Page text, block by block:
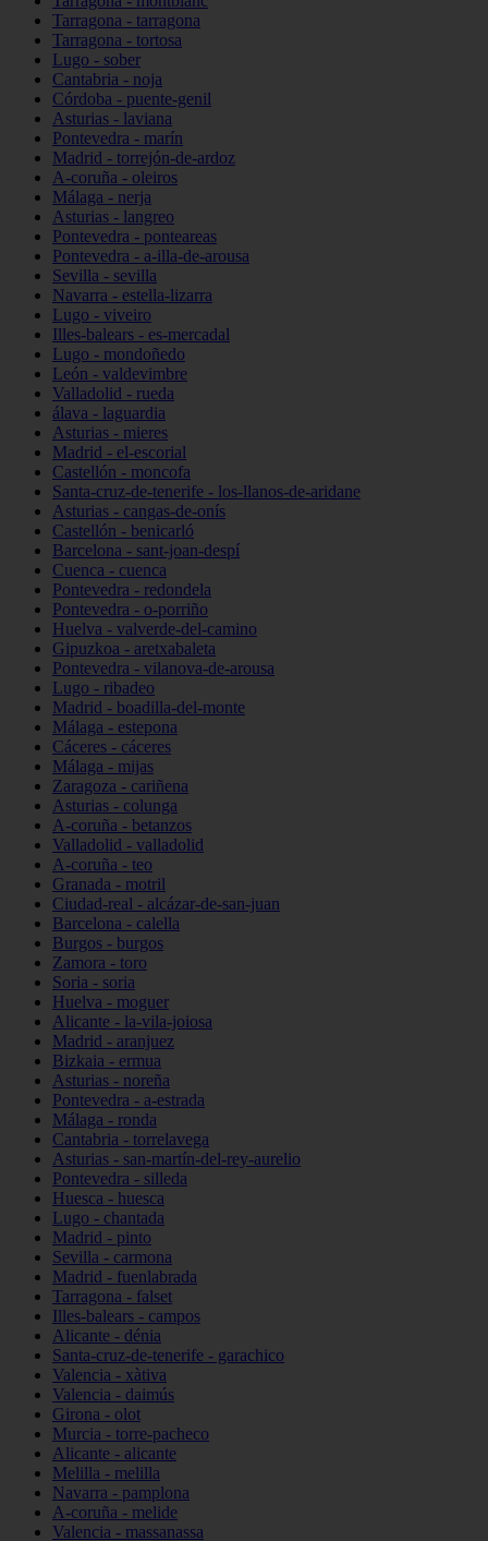
Tarragona - tarragona
Tarragona - tortosa
Lugo - sober
Cantabria - noja
Córdoba - puente-genil
Asturias - laviana
Pontevedra - marín
Madrid - torrejón-de-ardoz
A-coruña - oleiros
Málaga - nerja
Asturias - langreo
Pontevedra - ponteareas
Pontevedra - a-illa-de-arousa
Sevilla - sevilla
Navarra - estella-lizarra
Lugo - viveiro
Illes-balears - es-mercadal
Lugo - mondoñedo
León - valdevimbre
Valladolid - rueda
álava - laguardia
Asturias - mieres
Madrid - el-escorial
Castellón - moncofa
Santa-cruz-de-tenerife - los-llanos-de-aridane
Asturias - cangas-de-onís
Castellón - benicarló
Barcelona - sant-joan-despí
Cuenca - cuenca
Pontevedra - redondela
Pontevedra - o-porriño
Huelva - valverde-del-camino
Gipuzkoa - aretxabaleta
Pontevedra - vilanova-de-arousa
Lugo - ribadeo
Madrid - boadilla-del-monte
Málaga - estepona
Cáceres - cáceres
Málaga - mijas
Zaragoza - cariñena
Asturias - colunga
A-coruña - betanzos
Valladolid - valladolid
A-coruña - teo
Granada - motril
Ciudad-real - alcázar-de-san-juan
Barcelona - calella
Burgos - burgos
Zamora - toro
Soria - soria
Huelva - moguer
Alicante - la-vila-joiosa
Madrid - aranjuez
Bizkaia - ermua
Asturias - noreña
Pontevedra - a-estrada
Málaga - ronda
Cantabria - torrelavega
Asturias - san-martín-del-rey-aurelio
Pontevedra - silleda
Huesca - huesca
Lugo - chantada
Madrid - pinto
Sevilla - carmona
Madrid - fuenlabrada
Tarragona - falset
Illes-balears - campos
Alicante - dénia
Santa-cruz-de-tenerife - garachico
Valencia - xàtiva
Valencia - daimús
Girona - olot
Murcia - torre-pacheco
Alicante - alicante
Melilla - melilla
Navarra - pamplona
A-coruña - melide
Valencia - massanassa